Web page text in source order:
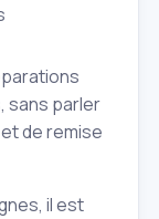
sans parler
de remise
il est